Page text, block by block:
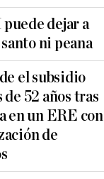
dejar a
ni peana
el subsidio
52 años tras
en un ERE con
de